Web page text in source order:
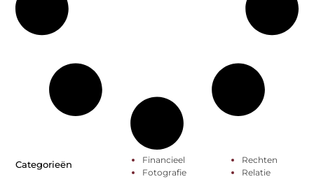
Categorieën
Financieel
Fotografie
Rechten
Relatie